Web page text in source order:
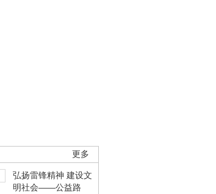
更多
弘扬雷锋精神 建设文
明社会——公益路